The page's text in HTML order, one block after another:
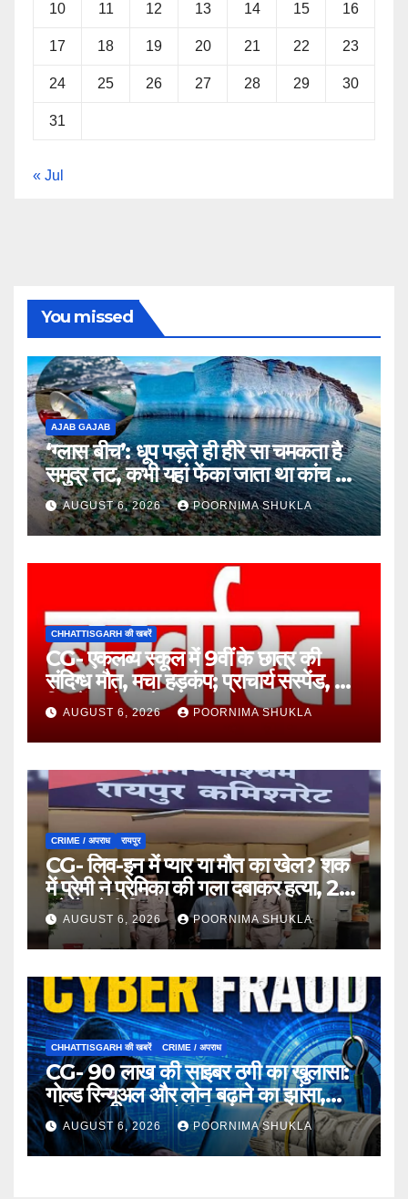
10 11 12 13 14 15 16
17 18 19 20 21 22 23
24 25 26 27 28 29 30
31
« Jul
You missed
AJAB GAJAB
‘ग्लास बीच’: धूप पड़ते ही हीरे सा चमकता है
समुद्र तट, कभी यहां फेंका जाता था कांच का
कचरा!…
AUGUST 6, 2026 POORNIMA SHUKLA
CHHATTISGARH की खबरें
CG- एकलव्य स्कूल में 9वीं के छात्र की
संदिग्ध मौत, मचा हड़कंप; प्राचार्य सस्पेंड, 7
दिन में खुलेगा मौत का राज!…
AUGUST 6, 2026 POORNIMA SHUKLA
CRIME / अपराध रायपुर
CG- लिव-इन में प्यार या मौत का खेल? शक
में प्रेमी ने प्रेमिका की गला दबाकर हत्या, 24
घंटे में प्रेमी गिरफ्तार…
AUGUST 6, 2026 POORNIMA SHUKLA
CHHATTISGARH की खबरें CRIME / अपराध
CG- 90 लाख की साइबर ठगी का खुलासा:
गोल्ड रिन्यूअल और लोन बढ़ाने का झांसा,
महिला समेत 3 आरोपी गिरफ्तार…
AUGUST 6, 2026 POORNIMA SHUKLA